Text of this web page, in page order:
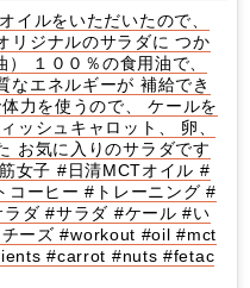
イルをいただいたので、
リジナルのサラダに つか
１００％の食用油で、
なエネルギーが 補給でき
力を使うので、 ケールを
ッシュキャロット、 卵、
お気に入りのサラダです
女子 #日清MCTオイル #
コーヒー #トレーニング #
ダ #サラダ #ケール #い
ーズ #workout #oil #mct
#carrot #nuts #fetac